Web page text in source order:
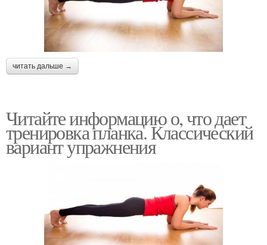
читать дальше →
Читайте информацию о, что дает
тренировка планка. Классический
вариант упражнения